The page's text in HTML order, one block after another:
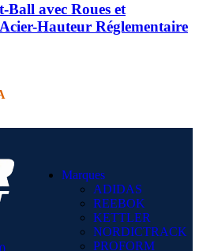
Ball avec Roues et
Hauteur Réglementaire
Marques
ADIDAS
REEBOK
KETTLER
NORDICTRACK
PROFORM